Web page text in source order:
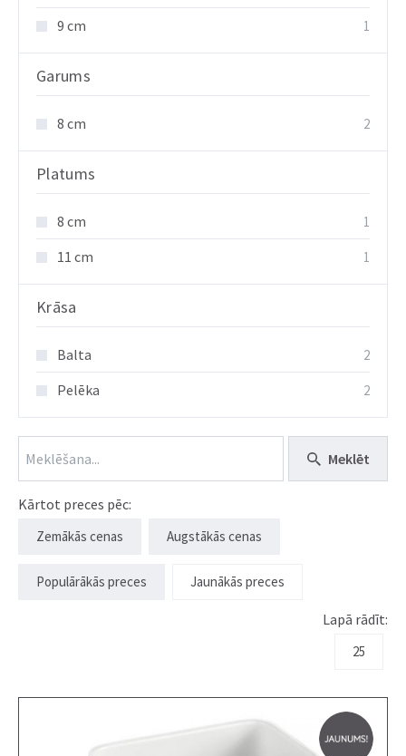
9 cm 1
Garums
8 cm 2
Platums
8 cm 1
11 cm 1
Krāsa
Balta 2
Pelēka 2
Meklēt
Kārtot preces pēc:
Zemākās cenas Augstākās cenas
Populārākās preces Jaunākās preces
Lapā rādīt:
25